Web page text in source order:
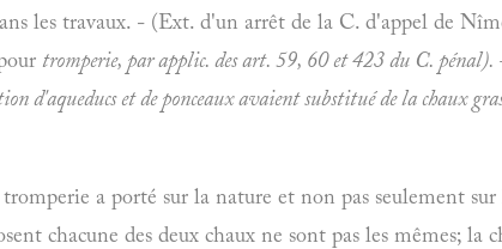
les travaux. - (Ext. d'un arrêt de la C. d'appel de
tromperie, par applic. des art. 59, 60 et 423 du C. pénal).
d'aqueducs et de ponceaux avaient substitué de la chaux
a porté sur la nature et non pas seulement
chacune des deux chaux ne sont pas les mêmes; la